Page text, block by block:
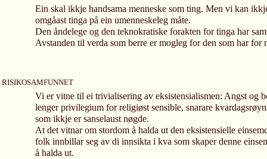
Ein skal ikkje handsama menneske som ting. Men vi kan
omgåast tinga på ein umenneskeleg måte.
Den åndelege og den teknokratiske forakten for tinga har
Avstanden til verda som berre er mogleg for den som har for
RISIKOSAMFUNNET
Vi er vitne til ei trivialisering av eksistensialismen: Angst og
lenger privilegium for religiøst sensible, snarare
som ikkje er sanselaust nøgde.
At det vitnar om stordom å halda ut den eksistensielle
folk innbillar seg av di innsikta i kva som skaper denne
å halda ut.